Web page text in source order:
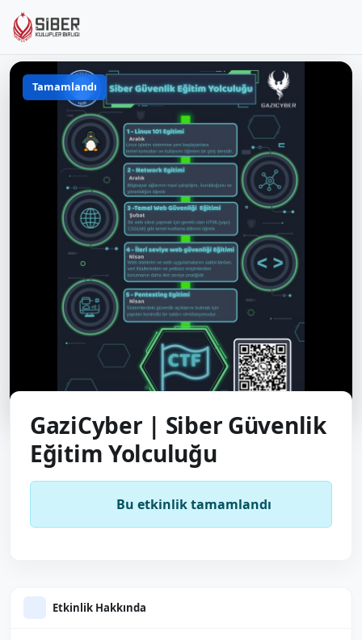
Tamamlandı
GaziCyber | Siber Güvenlik
Eğitim Yolculuğu
Bu etkinlik tamamlandı
Etkinlik Hakkında